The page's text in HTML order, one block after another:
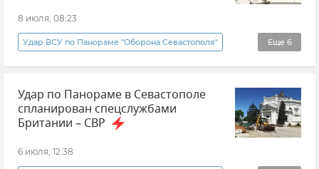
8 июля, 08:23
Еще 6
Удар ВСУ по Панораме "Оборона Севастополя"
Мнения панорама Великобритания
Политика Крым Сергей Горбачев
Удар по Панораме в Севастополе
спланирован спецслужбами
Британии – СВР
6 июля, 12:38